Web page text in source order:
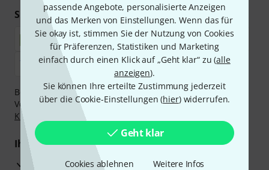
passende Angebote, personalisierte Anzeigen
und das Merken von Einstellungen. Wenn das für
Sie okay ist, stimmen Sie der Nutzung von Cookies
für Präferenzen, Statistiken und Marketing
einfach durch einen Klick auf „Geht klar“ zu (alle
anzeigen).
Sie können Ihre erteilte Zustimmung jederzeit
über die Cookie-Einstellungen (hier) widerrufen.
Geht klar
Cookies ablehnen Weitere Infos
Sicher einkaufen & bezahlen
Bezahlen Sie vertraulich und sicher per Nachnahme,
Vorkasse, PayPal, Amazon Pay,Klarna Sofort bezahlen
Klarna Ratenzahlung
Ihre Vorteile
3 Jahre Thomann Garantie